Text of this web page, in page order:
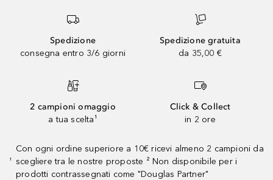
Spedizione
consegna entro 3/6 giorni
Spedizione gratuita
da 35,00 €
2 campioni omaggio
a tua scelta¹
Click & Collect
in 2 ore
¹
Con ogni ordine superiore a 10€ ricevi almeno 2 campioni da
scegliere tra le nostre proposte ² Non disponibile per i
prodotti contrassegnati come "Douglas Partner"